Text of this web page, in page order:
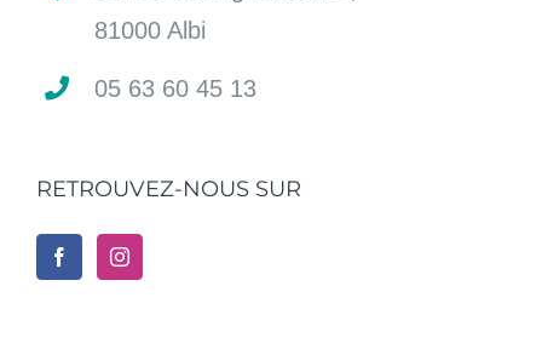
81000 Albi
05 63 60 45 13
RETROUVEZ-NOUS SUR